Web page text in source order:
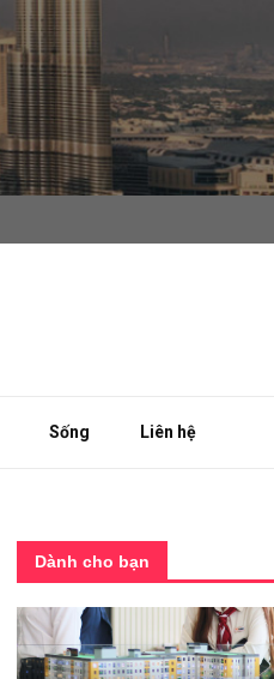
Sống Liên hệ
Dành cho bạn